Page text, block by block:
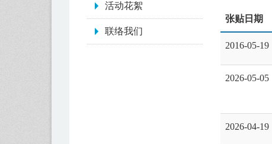
活动花絮
联络我们
张贴日期
2016-05-19
2026-05-05
2026-04-19